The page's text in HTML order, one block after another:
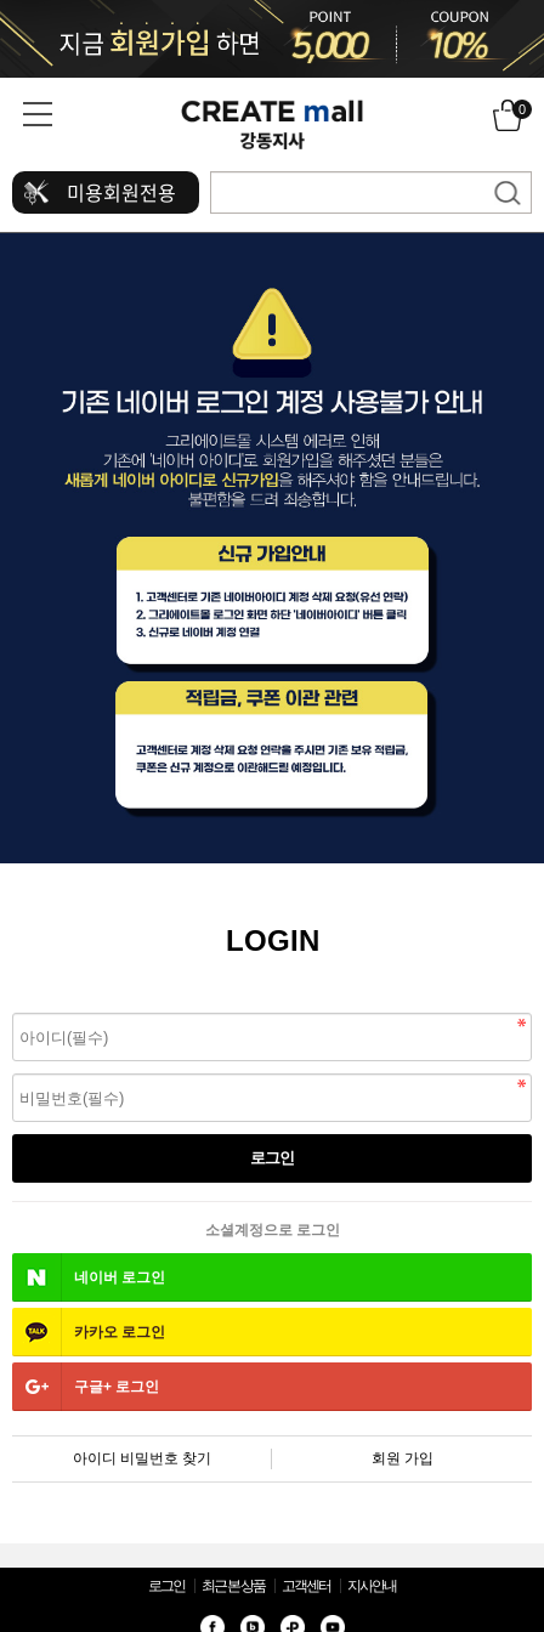
0
미용회원전용
LOGIN
소셜계정으로 로그인
네이버 로그인
카카오 로그인
구글+ 로그인
아이디 비밀번호 찾기 회원 가입
로그인 최근 본 상품 고객센터 지사안내